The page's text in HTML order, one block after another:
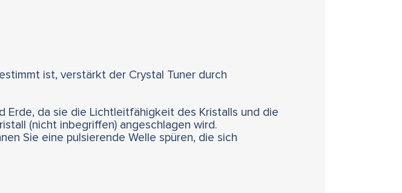
ist, verstärkt der Crystal Tuner durch
Erde, da sie die Lichtleitfähigkeit des Kristalls und die
(nicht inbegriffen) angeschlagen wird.
Sie eine pulsierende Welle spüren, die sich